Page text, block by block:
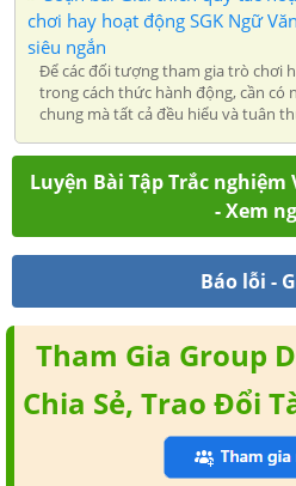
chơi hay hoạt động SGK Ngữ
siêu ngắn
Để các đối tượng tham gia trò chơi
trong cách thức hành động, cần có
chung mà tất cả đều hiểu và tuân
Luyện Bài Tập Trắc
- Xem
Báo lỗi -
Tham Gia Group
Chia Sẻ, Trao Đổi